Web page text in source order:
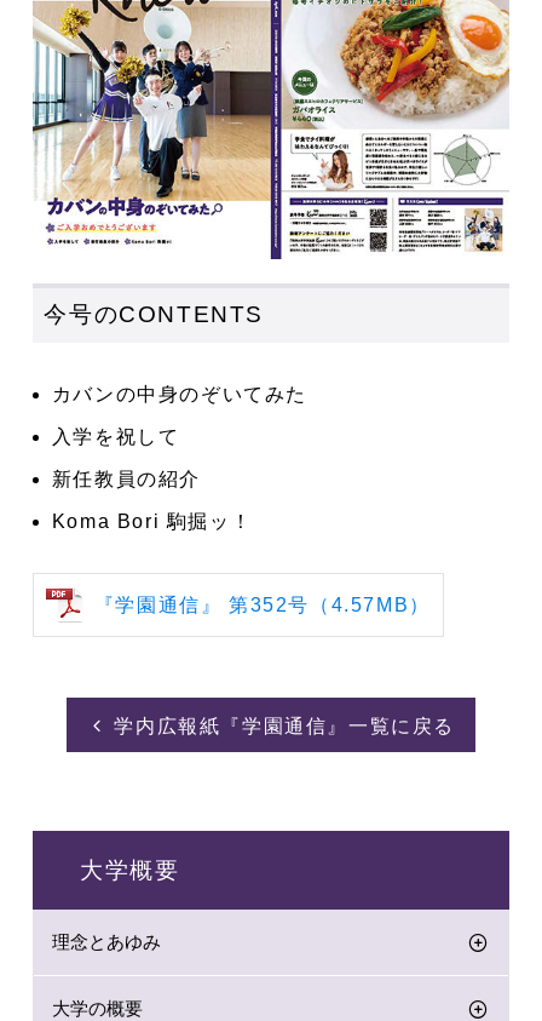
今号のCONTENTS
カバンの中身のぞいてみた
入学を祝して
新任教員の紹介
Koma Bori 駒掘ッ！
『学園通信』 第352号（4.57MB）
学内広報紙『学園通信』一覧に戻る
大学概要
理念とあゆみ
大学の概要